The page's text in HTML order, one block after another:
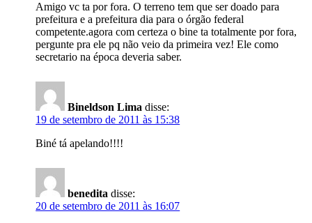
Amigo vc ta por fora. O terreno tem que ser doado para
prefeitura e a prefeitura dia para o órgão federal
competente.agora com certeza o bine ta totalmente por fora,
pergunte pra ele pq não veio da primeira vez! Ele como
secretario na época deveria saber.
Bineldson Lima disse:
19 de setembro de 2011 às 15:38
Biné tá apelando!!!!
benedita disse:
20 de setembro de 2011 às 16:07